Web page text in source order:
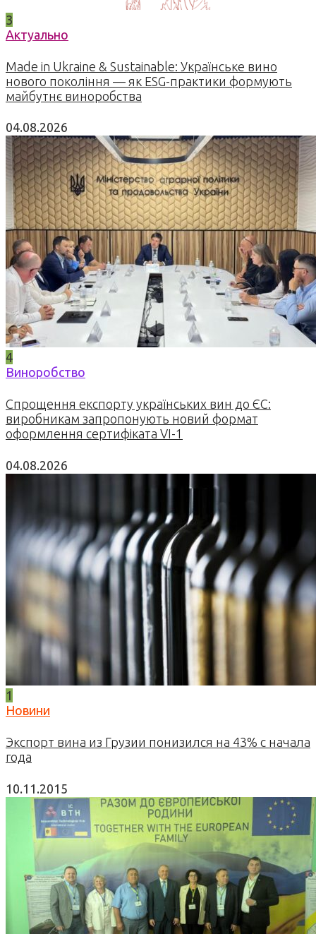
3
Актуально
Made in Ukraine & Sustainable: Українське вино
нового покоління — як ESG-практики формують
майбутнє виноробства
04.08.2026
4
Виноробство
Спрощення експорту українських вин до ЄС:
виробникам запропонують новий формат
оформлення сертифіката VI-1
04.08.2026
1
Новини
Экспорт вина из Грузии понизился на 43% с начала
года
10.11.2015